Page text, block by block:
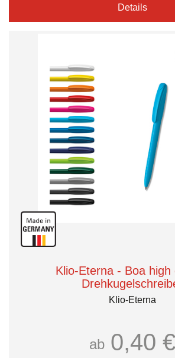
Details
Klio-Eterna - Boa high
Klio-Eterna
ab 0,40 €